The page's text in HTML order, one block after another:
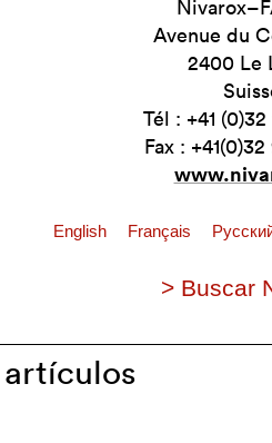
Avenue du
2400 Le
Tél : +41
Fax :
English Français
> Buscar